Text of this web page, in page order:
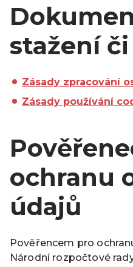
stažení
Zásady zpracování
Zásady používání
ochranu
údajů
Pověřencem pro
Národní rozpočtové